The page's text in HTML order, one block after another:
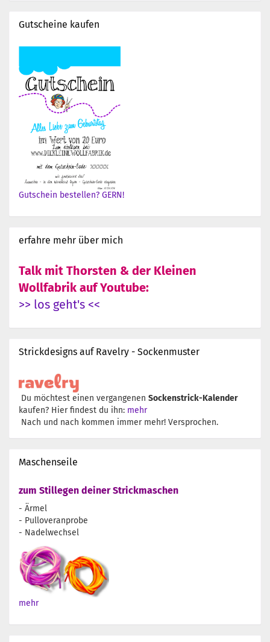
Gutscheine kaufen
Gutschein bestellen? GERN!
erfahre mehr über mich
Talk mit Thorsten & der Kleinen
Wollfabrik auf Youtube:
>> los geht's <<
Strickdesigns auf Ravelry - Sockenmuster
Du möchtest einen vergangenen Sockenstrick-Kalender
kaufen? Hier findest du ihn: mehr
Nach und nach kommen immer mehr! Versprochen.
Maschenseile
zum Stillegen deiner Strickmaschen
- Ärmel
- Pulloveranprobe
- Nadelwechsel
mehr